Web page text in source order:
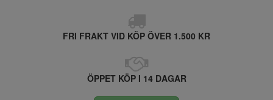
FRI FRAKT VID KÖP ÖVER 1.500 KR
ÖPPET KÖP I 14 DAGAR